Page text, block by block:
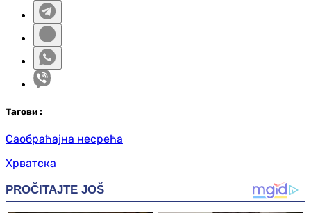
Тагови :
Саобраћајна несрећа
Хрватска